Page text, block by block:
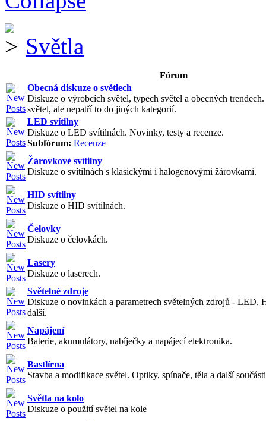
Světla
Fórum
Obecná diskuze o světlech
Diskuze o výrobcích světel, typech světel a obecných
světel, ale nepatří to do jiných kategorií.
LED svítilny
Diskuze o LED svítilnách. Novinky, testy a recenze.
Subfórum: Recenze
Žárovkové svítilny
Diskuze o svítilnách s klasickými i halogenovými žárovkami.
HID svítilny
Diskuze o HID svítilnách.
Čelovky
Diskuze o čelovkách.
Lasery
Diskuze o laserech.
Světelné zdroje
Diskuze o novinkách a parametrech světelných zdrojů - LED,
další.
Napájení
Baterie, akumulátory, nabíječky a napájecí elektronika.
Bastlírna
Stavba a modifikace světel. Optiky, spínače, těla a další
Světla na kolo
Diskuze o použití světel na kole